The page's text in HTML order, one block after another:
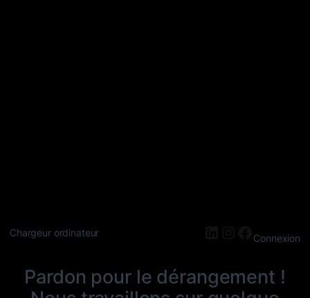
Chargeur ordinateur LinkedIn
Instagram
Connexion
Pardon pour le dérangement !